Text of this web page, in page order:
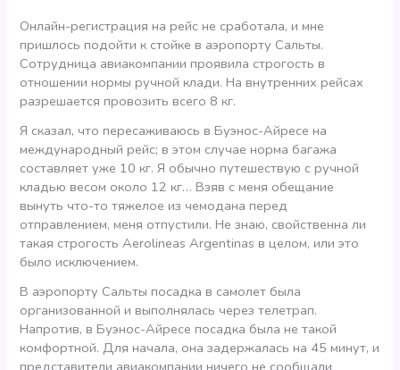
Онлайн-регистрация на рейс не сработала, и мне
пришлось подойти к стойке в аэропорту Сальты.
Сотрудница авиакомпании проявила строгость в
отношении нормы ручной клади. На внутренних рейсах
разрешается провозить всего 8 кг.
Я сказал, что пересаживаюсь в Буэнос-Айресе на
международный рейс; в этом случае норма багажа
составляет уже 10 кг. Я обычно путешествую с ручной
кладью весом около 12 кг… Взяв с меня обещание
вынуть что-то тяжелое из чемодана перед
отправлением, меня отпустили. Не знаю, свойственна ли
такая строгость Aerolineas Argentinas в целом, или это
было исключением.
В аэропорту Сальты посадка в самолет была
организованной и выполнялась через телетрап.
Напротив, в Буэнос-Айресе посадка была не такой
комфортной. Для начала, она задержалась на 45 минут, и
представители авиакомпании ничего не сообщали